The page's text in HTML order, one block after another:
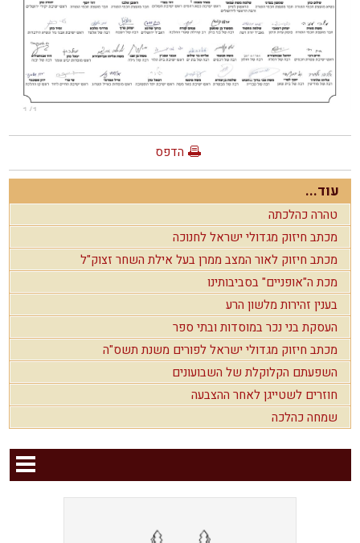
הדפס
עוד...
טהרה כהלכתה
מכתב חיזוק מגדולי ישראל לחנוכה
מכתב חיזוק לאור המצב ממרן בעל אילת השחר זצוק"ל
מכת ה"אופניים" בסביבותינו
בענין זהירות מלשון הרע
העסקת בני נכר במוסדות ובתי ספר
מכתב חיזוק מגדולי ישראל לפורים משנת תשס"ה
השפעתם הקלוקלת של השבועונים
חוזרים לשטייגן לאחר ההצבעה
שמחה כהלכה